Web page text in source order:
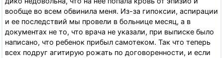
вообще во всем обвинила меня. Из-за гипоксии, аспирации
и ее последствий мы провели в больнице месяц, а в
документах не то, что врача не указали, при выписке было
написано, что ребенок прибыл самотеком. Так что теперь
всех подруг агитирую рожать по договоренности, и если